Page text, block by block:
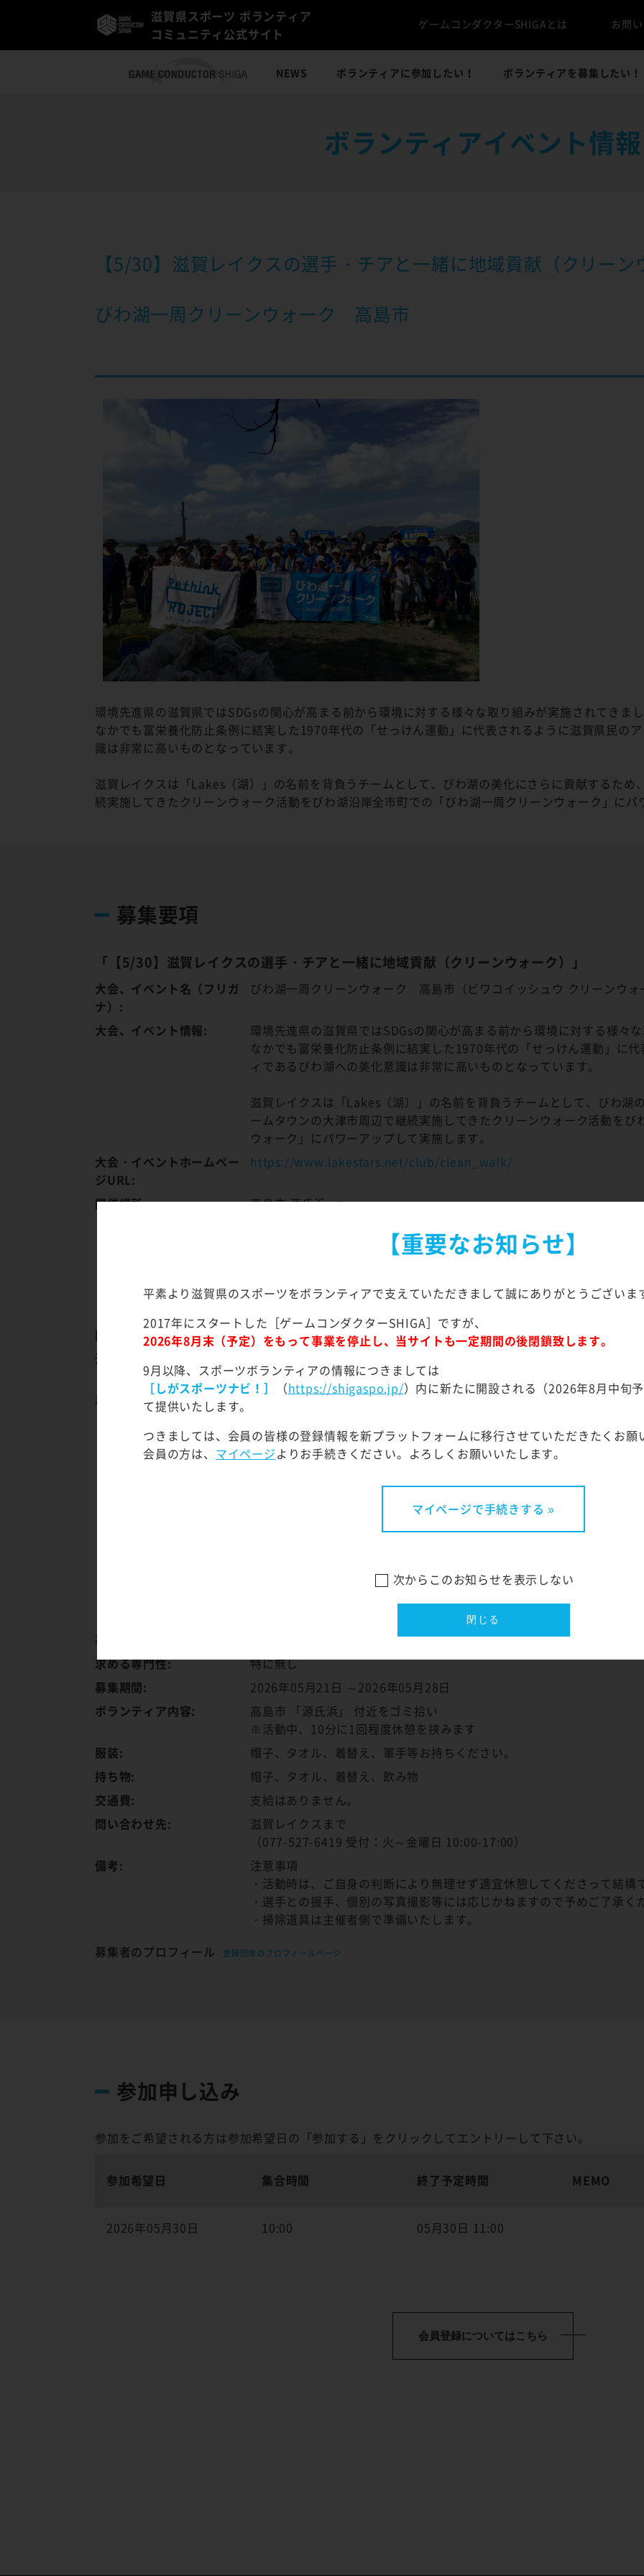
滋賀県スポーツ ボランティア
コミュニティ公式サイト
ゲームコンダクターSHIGAとは お問
NEWS ボランティアに参加したい！ ボランティアを募集したい！
ボランティアイベント情報
【5/30】滋賀レイクスの選手・チアと一緒に地域貢献（クリーン
びわ湖一周クリーンウォーク 高島市
環境先進県の滋賀県ではSDGsの関心が高まる前から環境に対する様々な取り組みが実施されてきまし
なかでも富栄養化防止条例に結実した1970年代の「せっけん運動」に代表されるように滋賀県民の
識は非常に高いものとなっています。
滋賀レイクスは「Lakes（湖）」の名前を背負うチームとして、びわ湖の美化にさらに貢献するため
続実施してきたクリーンウォーク活動をびわ湖沿岸全市町での「びわ湖一周クリーンウォーク」にパ
募集要項
「【5/30】滋賀レイクスの選手・チアと一緒に地域貢献（クリーンウォーク）」
大会、イベント名（フリガ
ナ）:
びわ湖一周クリーンウォーク 高島市（ビワコイッシュウ クリーンウォ
大会、イベント情報:
環境先進県の滋賀県ではSDGsの関心が高まる前から環境に対する様々
なかでも富栄養化防止条例に結実した1970年代の「せっけん運動」に
ィであるびわ湖への美化意識は非常に高いものとなっています。
滋賀レイクスは「Lakes（湖）」の名前を背負うチームとして、びわ湖
ームタウンの大津市周辺で継続実施してきたクリーンウォーク活動を
ウォーク」にパワーアップして実施します。
大会・イベントホームペー
ジURL:
https://www.lakestars.net/club/clean_walk/
開催場所: 高島市 源氏浜 Google maps
滋賀県 高島市新旭町藁園 源氏浜
GoogleMapでは「高島市 源氏浜」で検索してください。）
開催期間:
2026年05月30日
活動内容:
ゲスト：常田耕平選手（予定）
募集対象:
基本的には高校生以上の方に限ります。
※小学生・未就学児がご参加の場合は以下を確認ください。
⇩
【16歳未満の方の参加申込みについて】
募集人数:
求める専門性:
特に無し
募集期間:
2026年05月21日 ～2026年05月28日
ボランティア内容:
高島市 「源氏浜」 付近をゴミ拾い
※活動中、10分に1回程度休憩を挟みます
服装:
帽子、タオル、着替え、軍手等お持ちください。
持ち物:
帽子、タオル、着替え、飲み物
交通費:
支給はありません。
問い合わせ先:
滋賀レイクスまで
（077-527-6419 受付：火～金曜日 10:00-17:00）
備考:
注意事項
・活動時は、ご自身の判断により無理せず適宜休憩してくださって結構
・選手との握手、個別の写真撮影等には応じかねますので予めご了承く
・掃除道具は主催者側で準備いたします。
募集者のプロフィール
登録団体のプロフィールページ
参加申し込み
参加をご希望される方は参加希望日の「参加する」をクリックしてエントリーして下さい。
参加希望日 集合時間 終了予定時間 MEMO
2026年05月30日 10:00 05月30日 11:00
会員登録についてはこちら
【重要なお知らせ】
平素より滋賀県のスポーツをボランティアで支えていただきまして誠にありがとうございま
2017年にスタートした［ゲームコンダクターSHIGA］ですが、
2026年8月末（予定）をもって事業を停止し、当サイトも一定期間の後閉鎖致します。
9月以降、スポーツボランティアの情報につきましては
［しがスポーツナビ！］
（https://shigaspo.jp/）内に新たに開設される（2026年8月中旬
て提供いたします。
つきましては、会員の皆様の登録情報を新プラットフォームに移行させていただきたくお願
会員の方は、 マイページよりお手続きください。よろしくお願いいたします。
マイページで手続きする »
次からこのお知らせを表示しない
閉じる